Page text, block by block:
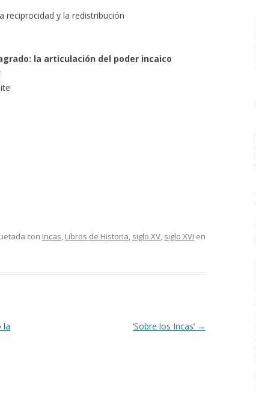
reciprocidad y la redistribución
la articulación del poder incaico
con Incas, Libros de Historia, siglo XV, siglo XVI en
la
‘Sobre los Incas’ →